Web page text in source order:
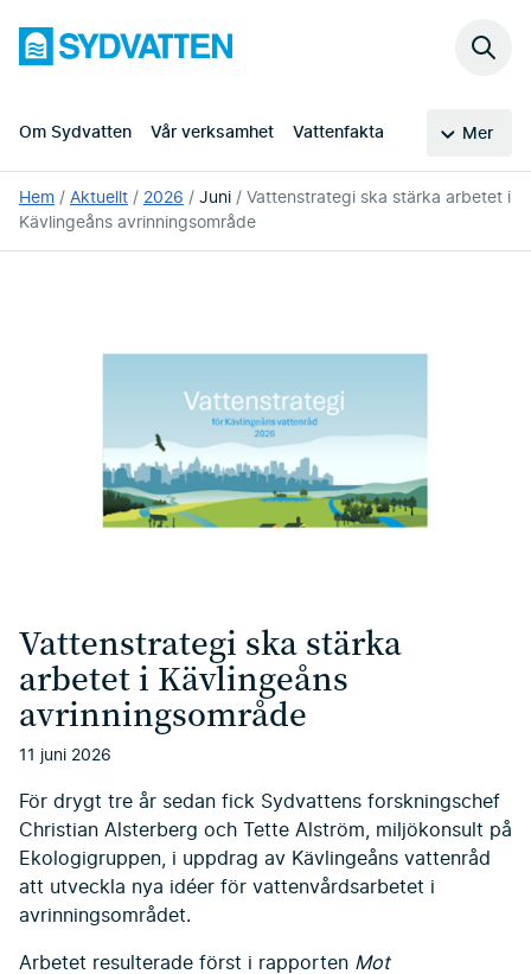
huvudinnehållet
Sydvatten
Om Sydvatten Vår verksamhet Vattenfakta Mer
Sök
Du
är
här:
Hem Aktuellt 2026 Juni
Vattenstrategi ska stärka arbetet i
Kävlingeåns avrinningsområde
Vattenstrategi ska stärka
arbetet i Kävlingeåns
avrinningsområde
11 juni 2026
För drygt tre år sedan fick Sydvattens forskningschef
Christian Alsterberg och Tette Alström, miljökonsult på
Ekologigruppen, i uppdrag av Kävlingeåns vattenråd
att utveckla nya idéer för vattenvårdsarbetet i
avrinningsområdet.
Arbetet resulterade först i rapporten Mot